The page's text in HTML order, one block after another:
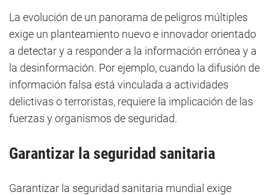
La evolución de un panorama de peligros múltiples
exige un planteamiento nuevo e innovador orientado
a detectar y a responder a la información errónea y a
la desinformación. Por ejemplo, cuando la difusión de
información falsa está vinculada a actividades
delictivas o terroristas, requiere la implicación de las
fuerzas y organismos de seguridad.
Garantizar la seguridad sanitaria
Garantizar la seguridad sanitaria mundial exige